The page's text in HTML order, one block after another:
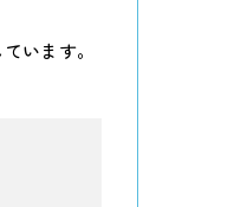
います。